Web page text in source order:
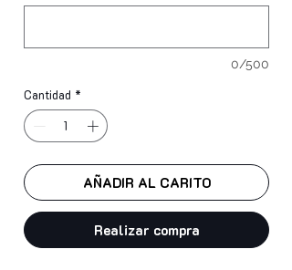
0/500
Cantidad *
AÑADIR AL CARITO
Realizar compra